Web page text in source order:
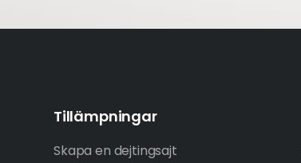
Tillämpningar
Skapa en dejtingsajt